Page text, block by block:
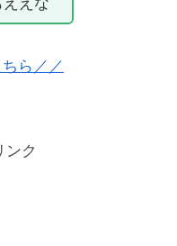
ら／／
ンク